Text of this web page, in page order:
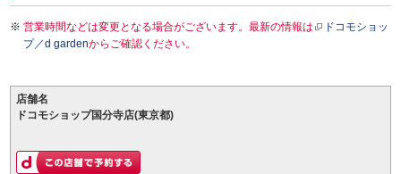
営業時間などは変更となる場合がございます。最新の情報は
ドコモショッ
プ／d gardenからご確認ください。
店舗名
ドコモショップ国分寺店(東京都)